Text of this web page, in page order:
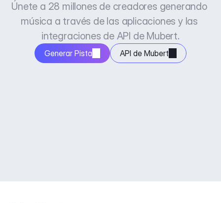
Únete a 28 millones de creadores generando
música a través de las aplicaciones y las
integraciones de API de Mubert.
Generar Pista API de Mubert